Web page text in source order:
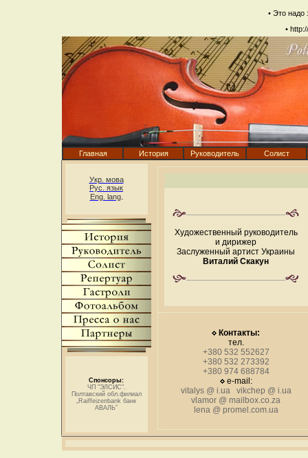
• Это надо
•
Главная История Руководитель Солист
Укр. мова
Рус. язык
Eng. lang.
————————————
Художественный руководитель
и дирижер
Заслуженный артист Украины
Виталий Скакун
————————————
Контакты:
тел.
+380 532 552627
+380 532 273392
+380 974 688784
e-mail:
vitalys @ i.ua vikchep @ i.ua
vlamor @ mailbox.co.za
lena @ promel.com.ua
Спонсоры:
ЧП "ЭЛСИС".
Полтавский обл.филиал
„Raiffeizenbank банк
АВАЛЬ”